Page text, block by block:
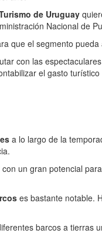
de Uruguay
Nacional de
que el segmento
con las
el gasto
a lo largo de la
un gran potencial
es bastante notable.
barcos a tierras